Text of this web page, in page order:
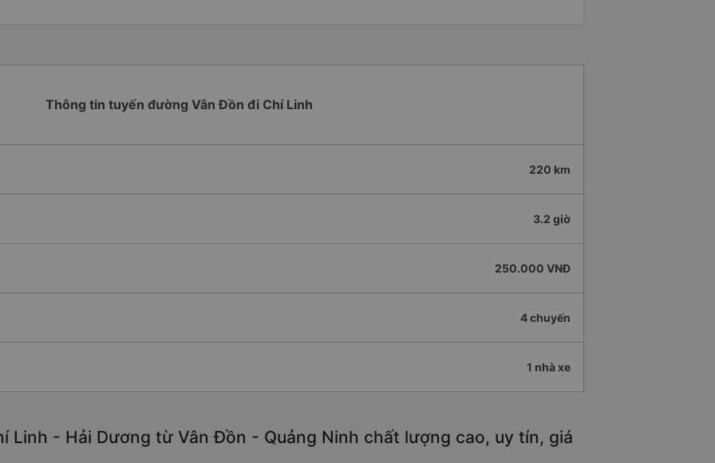
Thông tin tuyến đường Vân Đồn đi Chí Linh
220 km
3.2 giờ
250.000 VNĐ
4 chuyến
1 nhà xe
Linh - Hải Dương từ Vân Đồn - Quảng Ninh chất lượng cao, uy tín, giá